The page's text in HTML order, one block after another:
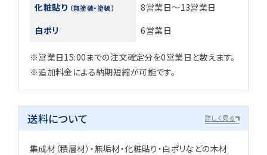
化粧貼り （無塗装・塗装）
8営業日～13営業日
白ポリ
6営業日
※営業日15:00までの注文確定分を0営業日と数えます。
※追加料金による納期短縮が可能です。
送料について 詳しく見る
集成材（積層材）・無垢材・化粧貼り・白ポリなどの木材